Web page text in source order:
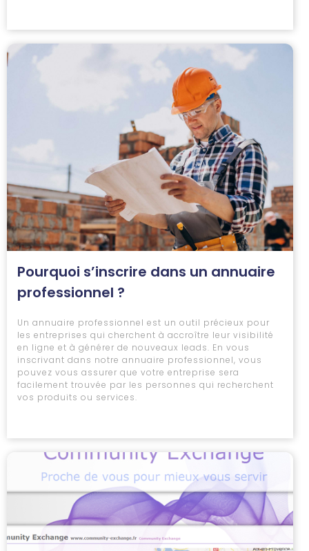
Pourquoi s’inscrire dans un annuaire
professionnel ?
Un annuaire professionnel est un outil précieux pour
les entreprises qui cherchent à accroître leur visibilité
en ligne et à générer de nouveaux leads. En vous
inscrivant dans notre annuaire professionnel, vous
pouvez vous assurer que votre entreprise sera
facilement trouvée par les personnes qui recherchent
vos produits ou services.